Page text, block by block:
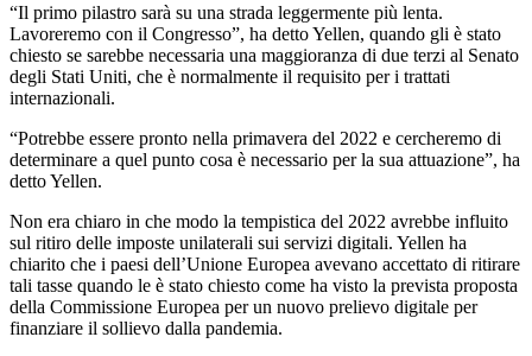
“Il primo pilastro sarà su una strada leggermente più lenta.
Lavoreremo con il Congresso”, ha detto Yellen, quando gli è stato
chiesto se sarebbe necessaria una maggioranza di due terzi al Senato
degli Stati Uniti, che è normalmente il requisito per i trattati
internazionali.
“Potrebbe essere pronto nella primavera del 2022 e cercheremo di
determinare a quel punto cosa è necessario per la sua attuazione”, ha
detto Yellen.
Non era chiaro in che modo la tempistica del 2022 avrebbe influito
sul ritiro delle imposte unilaterali sui servizi digitali. Yellen ha
chiarito che i paesi dell’Unione Europea avevano accettato di ritirare
tali tasse quando le è stato chiesto come ha visto la prevista proposta
della Commissione Europea per un nuovo prelievo digitale per
finanziare il sollievo dalla pandemia.